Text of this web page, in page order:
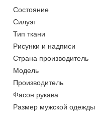
Состояние
Силуэт
Тип ткани
Рисунки и надписи
Страна производитель
Мoдель
Производитель
Фасон рукава
Размер мужской одежды